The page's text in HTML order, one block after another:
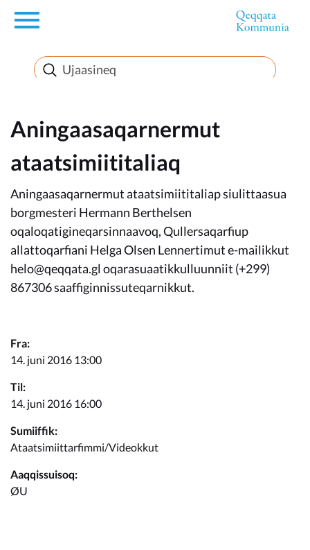
en
Innuttaasunut
Inuussutissarsiorneq
Politikki
Takornariat
Imminut sullinneq
Kommune pillugu
Aningaasaqarnermut
ataatsimiititaliaq
Aningaasaqarnermut ataatsimiititaliap siulittaasua
borgmesteri Hermann Berthelsen
oqaloqatigineqarsinnaavoq, Qullersaqarfiup
allattoqarfiani Helga Olsen Lennertimut e-mailikkut
helo@qeqqata.gl oqarasuaatikkulluunniit (+299)
867306 saaffiginnissuteqarnikkut.
Fra:
14. juni 2016 13:00
Til:
14. juni 2016 16:00
Sumiiffik:
Ataatsimiittarfimmi/Videokkut
Aaqqissuisoq:
ØU